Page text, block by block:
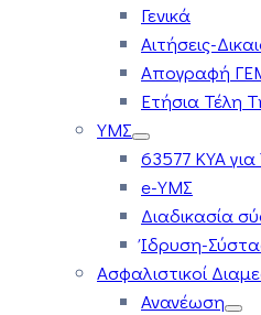
Γενικά
Αιτήσεις-
Απογραφή
Ετήσια Τέλη
ΥΜΣ
63577 ΚΥΑ
e-ΥΜΣ
Διαδικασία
Ίδρυση-
Ασφαλιστικοί
Ανανέωση